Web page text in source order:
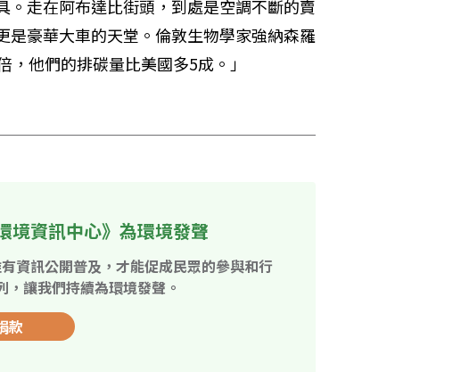
走在阿布達比街頭，到處是空調不斷的賣
豪華大車的天堂。倫敦生物學家強納森羅
他們的排碳量比美國多5成。」
資訊中心》為環境發聲
資訊公開普及，才能促成民眾的參與和行
讓我們持續為環境發聲。
款